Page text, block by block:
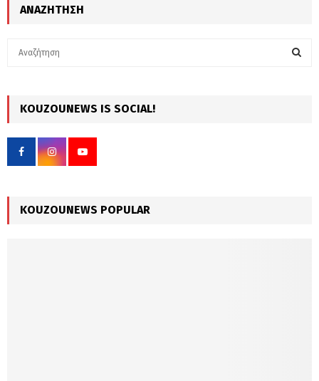
ΑΝΑΖΉΤΗΣΗ
h
f
r
KOUZOUNEWS IS SOCIAL!
KOUZOUNEWS POPULAR